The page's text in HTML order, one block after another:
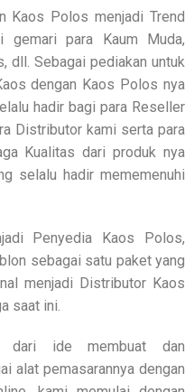
Kaos Polos menjadi Trend
para Kaum Muda,
dll. Sebagai pediakan untuk
dengan Kaos Polos nya
hadir bagi para Reseller
Distributor kami serta para
Kualitas dari produk nya
selalu hadir mememenuhi
Penyedia Kaos Polos,
sebagai satu paket yang
menjadi Distributor Kaos
saat ini.
dari ide membuat dan
alat pemasarannya dengan